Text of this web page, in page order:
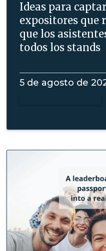
Ideas para
expositores que
que los
todos los stands
5 de agosto de